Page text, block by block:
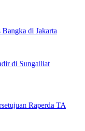
di Jakarta
di Sungailiat
Raperda TA